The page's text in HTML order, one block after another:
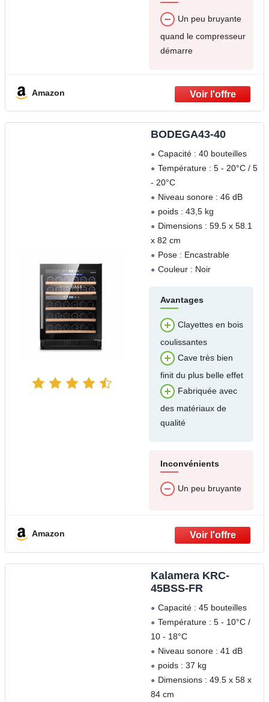
Un peu bruyante
quand le compresseur
démarre
Amazon
BODEGA43-40
Capacité : 40 bouteilles
Température : 5 - 20°C / 5
- 20°C
Niveau sonore : 46 dB
poids : 43,5 kg
Dimensions : 59.5 x 58.1
x 82 cm
Pose : Encastrable
Couleur : Noir
Avantages
Clayettes en bois
coulissantes
Cave très bien
finit du plus belle effet
Fabriquée avec
des matériaux de
qualité
Inconvénients
Un peu bruyante
Amazon
‎Kalamera KRC-
45BSS-FR
Capacité : 45 bouteilles
Température : 5 - 10°C /
10 - 18°C
Niveau sonore : 41 dB
poids : 37 kg
Dimensions : 49.5 x 58 x
84 cm